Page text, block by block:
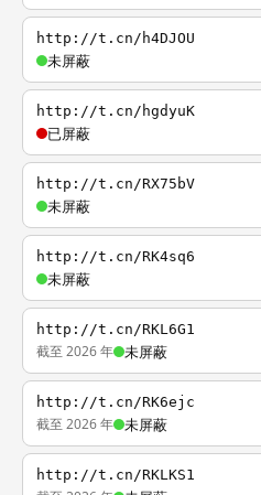
http://t.cn/h4DJOU
未屏蔽
http://t.cn/hgdyuK
已屏蔽
http://t.cn/RX75bV
未屏蔽
http://t.cn/RK4sq6
未屏蔽
http://t.cn/RKL6G1
截至 2026 年 未屏蔽
http://t.cn/RK6ejc
截至 2026 年 未屏蔽
http://t.cn/RKLKS1